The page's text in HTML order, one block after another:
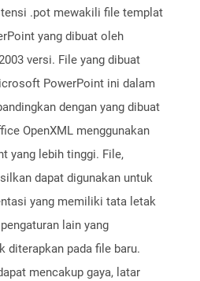
.pot mewakili file templat
yang dibuat oleh
versi. File yang dibuat
PowerPoint ini dalam
dengan yang dibuat
OpenXML menggunakan
yang lebih tinggi. File,
dapat digunakan untuk
yang memiliki tata letak
lain yang
diterapkan pada file baru.
mencakup gaya, latar